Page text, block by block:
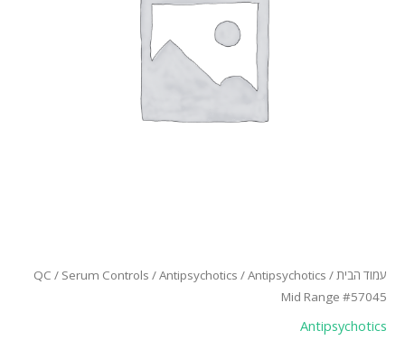
עמוד הבית/
QC / Serum Controls /Antipsychotics / Antipsychotics
Mid Range #57045
Antipsychotics